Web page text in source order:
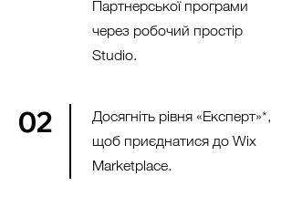
Партнерської програми
через робочий простір
Studio.
Досягніть рівня «Експерт»*,
щоб приєднатися до Wix
Marketplace.
02